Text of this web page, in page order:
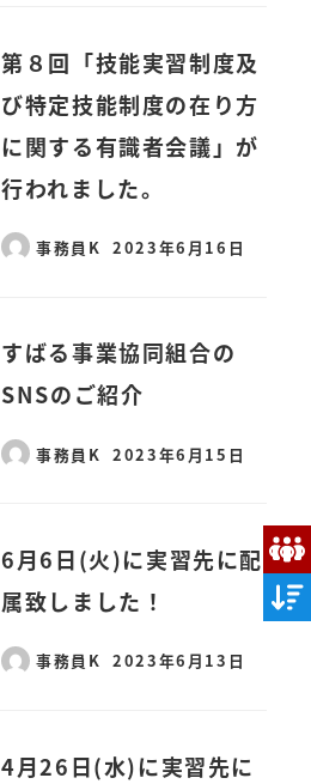
第８回「技能実習制度及
び特定技能制度の在り方
に関する有識者会議」が
行われました。
事務員K 2023年6月16日
すばる事業協同組合の
SNSのご紹介
事務員K 2023年6月15日
6月6日(火)に実習先に配
属致しました！
事務員K 2023年6月13日
4月26日(水)に実習先に